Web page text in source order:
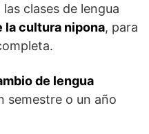
clases de lengua
la cultura nipona, para
de lengua
semestre o un año